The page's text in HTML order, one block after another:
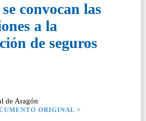
convocan las
a la
de seguros
de Aragón
ORIGINAL >